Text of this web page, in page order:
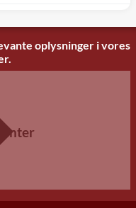
oplysninger i vores